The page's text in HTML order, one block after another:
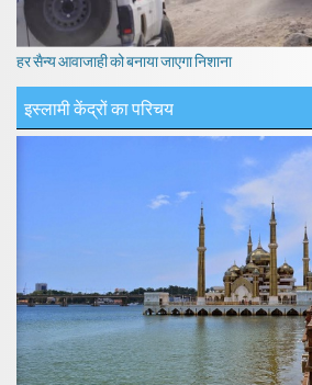
हर सैन्य आवाजाही को बनाया जाएगा निशाना
इस्लामी केंद्रों का परिचय